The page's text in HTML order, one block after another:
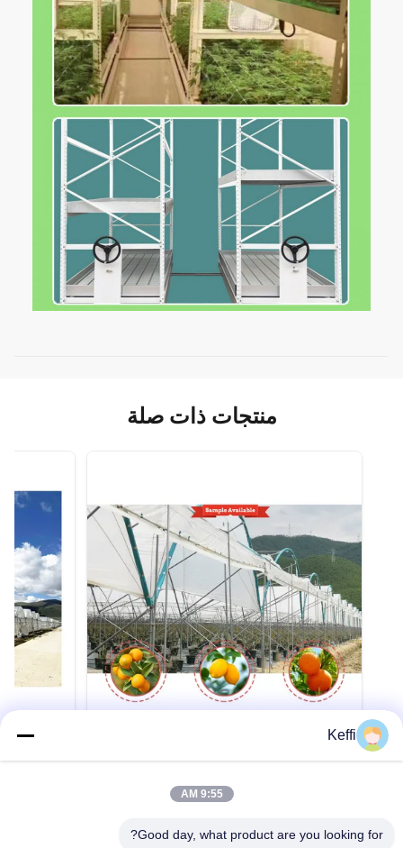
منتجات ذات صلة
10m العرض للفواكه والخضروات
فيلم المنزل الأخضر متعدد المدى المنزل الأخضر
مع 150 ميكرون من فيلم (بي إي)
Keffi
9:55 AM
Good day, what product are you looking for?